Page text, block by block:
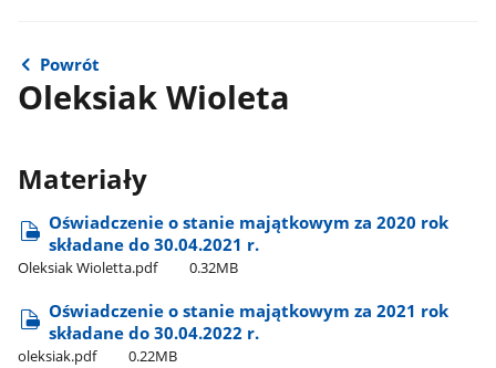
Powrót
Oleksiak Wioleta
Materiały
Oświadczenie o stanie majątkowym za 2020 rok
składane do 30.04.2021 r.
Oleksiak Wioletta.pdf 0.32MB
Oświadczenie o stanie majątkowym za 2021 rok
składane do 30.04.2022 r.
oleksiak.pdf 0.22MB